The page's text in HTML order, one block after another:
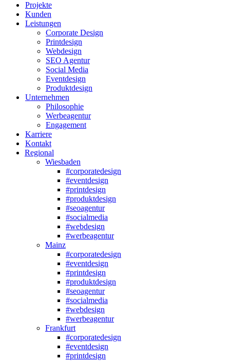
Projekte
Kunden
Leistungen
Corporate Design
Printdesign
Webdesign
SEO Agentur
Social Media
Eventdesign
Produktdesign
Unternehmen
Philosophie
Werbeagentur
Engagement
Karriere
Kontakt
Regional
Wiesbaden
#corporatedesign
#eventdesign
#printdesign
#produktdesign
#seoagentur
#socialmedia
#webdesign
#werbeagentur
Mainz
#corporatedesign
#eventdesign
#printdesign
#produktdesign
#seoagentur
#socialmedia
#webdesign
#werbeagentur
Frankfurt
#corporatedesign
#eventdesign
#printdesign